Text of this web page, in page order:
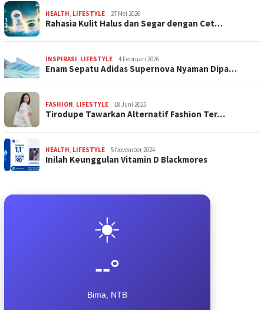
HEALTH, LIFESTYLE 27 Mei 2026
Rahasia Kulit Halus dan Segar dengan Cet…
INSPIRASI, LIFESTYLE 4 Februari 2026
Enam Sepatu Adidas Supernova Nyaman Dipa…
FASHION, LIFESTYLE 18 Juni 2025
Tirodupe Tawarkan Alternatif Fashion Ter…
HEALTH, LIFESTYLE 5 November 2024
Inilah Keunggulan Vitamin D Blackmores
☀️
--°
Bima, NTB